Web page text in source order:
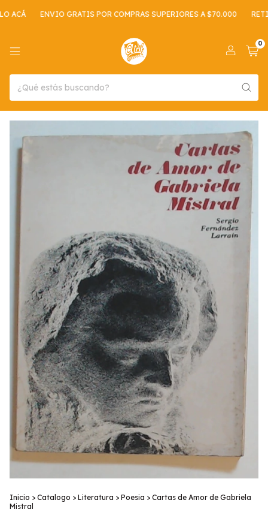
ENVIO GRATIS POR COMPRAS SUPERIORES A $70.000
0
Inicio > Catalogo > Literatura > Poesia > Cartas de Amor de Gabriela
Mistral